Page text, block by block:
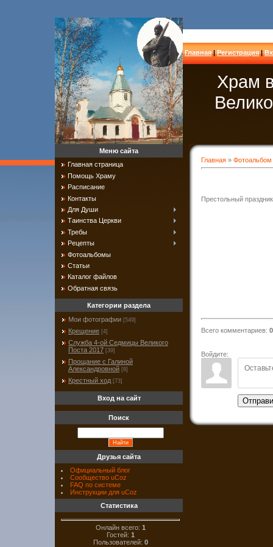
Главная|Регистрация|
Храм
Главная » Фотоальбом
Престольный
Всего комментариев: 0
Войдите:
Меню сайта
Главная страница
Помощь Храму
Расписание
Контакты
Для Души
Таинства Церкви
Требы
Рецепты
Фотоальбомы
Статьи
Каталог файлов
Обратная связь
Категории раздела
Мои фотографии [549]
Крещение [4]
Служба 4-ой Седмицы Великого
Поста 2017 [39]
Прощание с Галиной
Александровной [8]
Крестный ход [73]
Вход на сайт
Поиск
Друзья сайта
Официальный блог
Сообщество uCoz
FAQ по системе
Инструкции для uCoz
Статистика
Онлайн всего: 1
Гостей: 1
Пользователей: 0